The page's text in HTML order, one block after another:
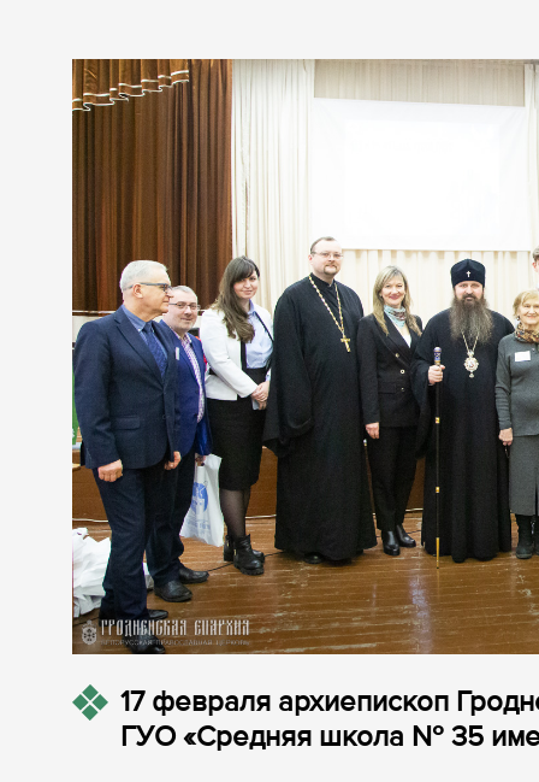
17 февраля архиепископ
ГУО «Средняя школа № 35